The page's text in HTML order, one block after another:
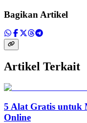
Bagikan Artikel
Artikel Terkait
5 Alat Gratis untuk
Online